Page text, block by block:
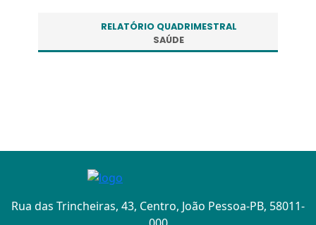
RELATÓRIO QUADRIMESTRAL
SAÚDE
Rua das Trincheiras, 43, Centro, João Pessoa-PB, 58011-